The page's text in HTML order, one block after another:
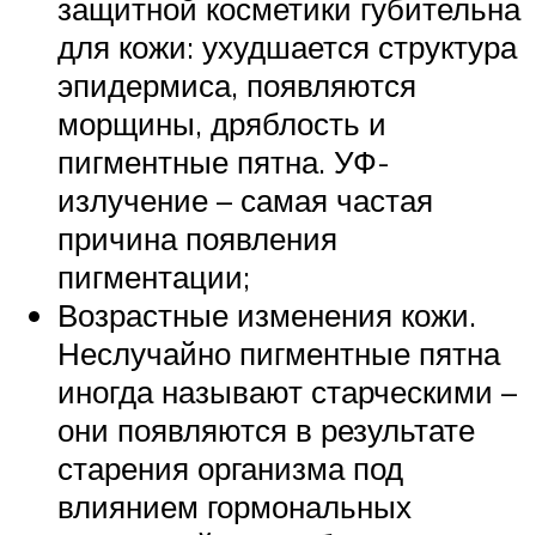
защитной косметики губительна
для кожи: ухудшается структура
эпидермиса, появляются
морщины, дряблость и
пигментные пятна. УФ-
излучение – самая частая
причина появления
пигментации;
Возрастные изменения кожи.
Неслучайно пигментные пятна
иногда называют старческими –
они появляются в результате
старения организма под
влиянием гормональных